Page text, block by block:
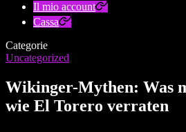
Il mio account
Cassa
Categorie
Uncategorized
Wikinger-Mythen: Was
wie El Torero verraten